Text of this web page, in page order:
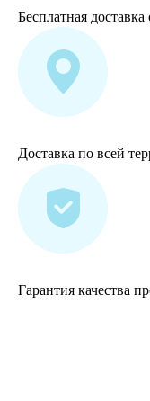
Бесплатная доставка
Доставка по всей
Гарантия качества